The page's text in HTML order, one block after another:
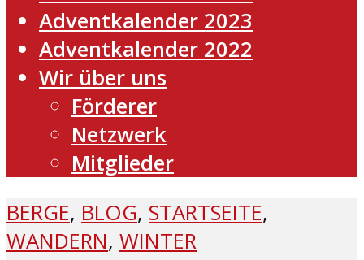
Adventkalender 2023
Adventkalender 2022
Wir über uns
Förderer
Netzwerk
Mitglieder
BERGE, BLOG, STARTSEITE,
WANDERN, WINTER